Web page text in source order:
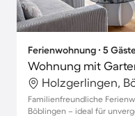
Ferienwohnung ∙ 5
Wohnung mit
Holzgerlingen,
Familienfreundliche
Böblingen – ideal für